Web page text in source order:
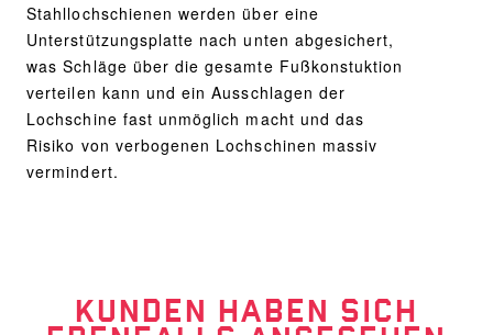
Stahllochschienen werden über eine
Unterstützungsplatte nach unten abgesichert,
was Schläge über die gesamte Fußkonstuktion
verteilen kann und ein Ausschlagen der
Lochschine fast unmöglich macht und das
Risiko von verbogenen Lochschinen massiv
vermindert.
KUNDEN HABEN SICH